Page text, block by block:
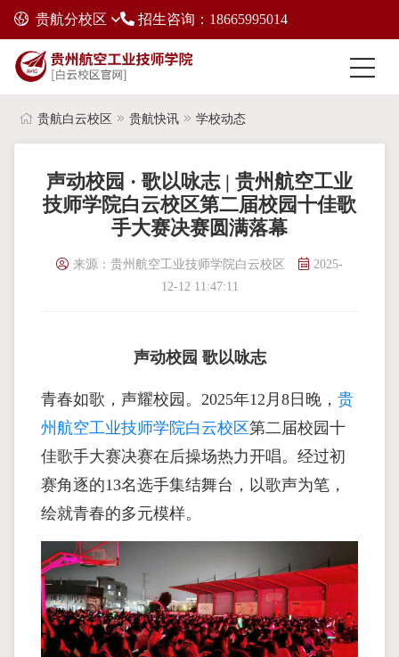
贵航分校区 招生咨询：18665995014
贵航白云校区 贵航快讯 学校动态
声动校园 · 歌以咏志 | 贵州航空工业
技师学院白云校区第二届校园十佳歌
手大赛决赛圆满落幕
来源：贵州航空工业技师学院白云校区
2025-
12-12 11:47:11
声动校园 歌以咏志
青春如歌，声耀校园。2025年12月8日晚， 贵
州航空工业技师学院白云校区第二届校园十
佳歌手大赛决赛在后操场热力开唱。经过初
赛角逐的13名选手集结舞台，以歌声为笔，
绘就青春的多元模样。